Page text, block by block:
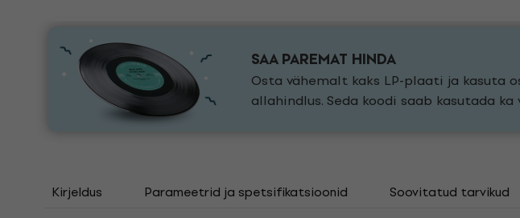
SAA PAREMAT HINDA
Osta vähemalt kaks LP-plaati ja kasuta
allahindlus. Seda koodi saab kasutada
Kirjeldus Parameetrid ja spetsifikatsioonid Soovitatud tarvikud